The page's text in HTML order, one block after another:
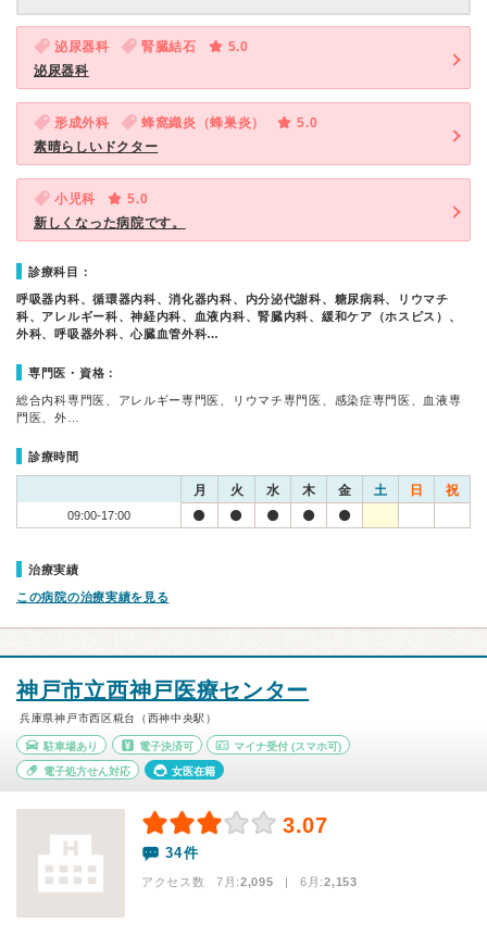
泌尿器科 腎臓結石
5.0
泌尿器科
形成外科 蜂窩織炎（蜂巣炎）
5.0
素晴らしいドクター
小児科
5.0
新しくなった病院です。
診療科目：
呼吸器内科、循環器内科、消化器内科、内分泌代謝科、糖尿病科、リウマチ
科、アレルギー科、神経内科、血液内科、腎臓内科、緩和ケア（ホスピス）、
外科、呼吸器外科、心臓血管外科…
専門医・資格：
総合内科専門医、アレルギー専門医、リウマチ専門医、感染症専門医、血液専
門医、外…
診療時間
月 火 水 木 金 土 日 祝
09:00-17:00
治療実績
この病院の治療実績を見る
神戸市立西神戸医療センター
兵庫県神戸市西区糀台（西神中央駅）
駐車場あり 電子決済可 マイナ受付 (スマホ可)
電子処方せん対応 女医在籍
3.07
34件
アクセス数 7月:2,095 | 6月:2,153